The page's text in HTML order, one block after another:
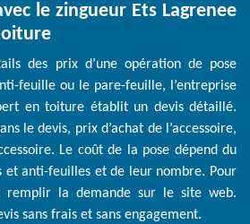
le zingueur Ets Lagrenee
des prix d’une opération de pose
feuille ou le pare-feuille, l’entreprise
en toiture établit un devis détaillé.
le devis, prix d’achat de l’accessoire,
Le coût de la pose dépend du
et anti-feuilles et de leur nombre. Pour
la demande sur le site web.
sans frais et sans engagement.